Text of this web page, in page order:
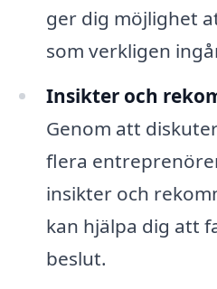
ger dig möjlighet
som verkligen
Insikter och
Genom att
flera
insikter och
kan hjälpa dig att
beslut.